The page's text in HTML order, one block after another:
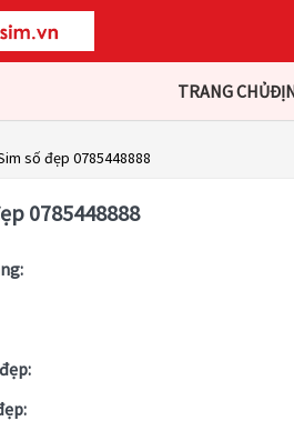
TRANG CHỦ
số đẹp 0785448888
0785448888